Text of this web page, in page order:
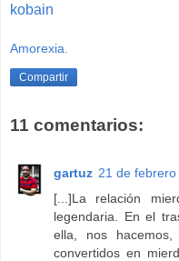
kobain
Amorexia.
Compartir
11 comentarios:
gartuz 21 de
[...]La relación
legendaria. En el
ella, nos
convertidos en